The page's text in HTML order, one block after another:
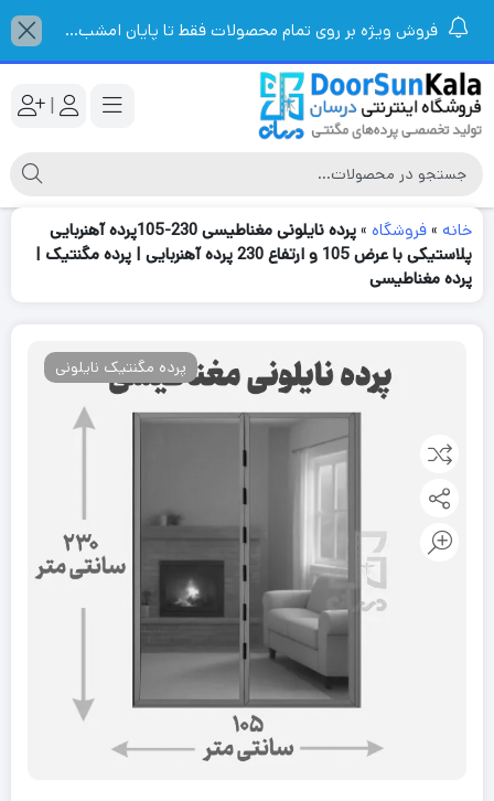
فروش ویژه بر روی تمام محصولات فقط تا پایان امشب...
|
خانه »فروشگاه »
پرده نایلونی مغناطیسی 230-105پرده آهنربایی
پلاستیکی با عرض 105 و ارتفاع 230 پرده آهنربایی | پرده مگنتیک |
پرده مغناطیسی
پرده مگنتیک نایلونی